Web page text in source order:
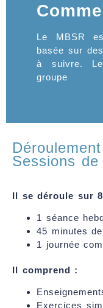
Le MBSR
basée sur
à suivre.
groupe
Sessions
Il se déroule sur
1 séance
45 minutes
1 journée
Il comprend :
Exercices